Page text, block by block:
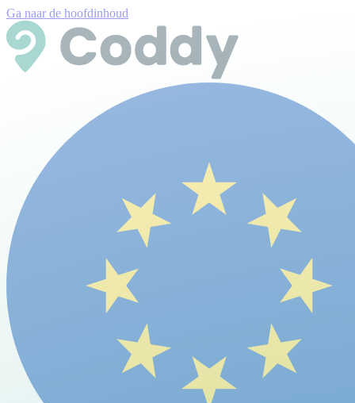
Ga naar de hoofdinhoud